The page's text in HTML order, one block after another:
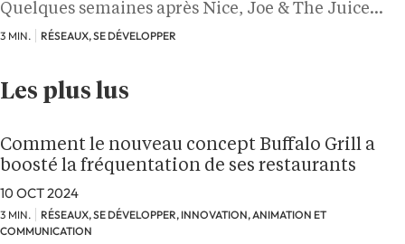
Quelques semaines après Nice, Joe & The Juice…
3 MIN. RÉSEAUX, SE DÉVELOPPER
Les plus lus
Comment le nouveau concept Buffalo Grill a
boosté la fréquentation de ses restaurants
10 OCT 2024
3 MIN.
RÉSEAUX, SE DÉVELOPPER, INNOVATION, ANIMATION ET
COMMUNICATION